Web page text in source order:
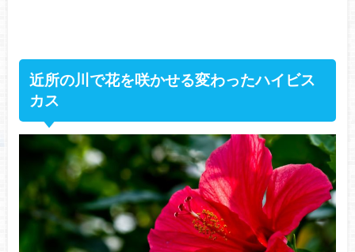
近所の川で花を咲かせる変わったハイビス
カス